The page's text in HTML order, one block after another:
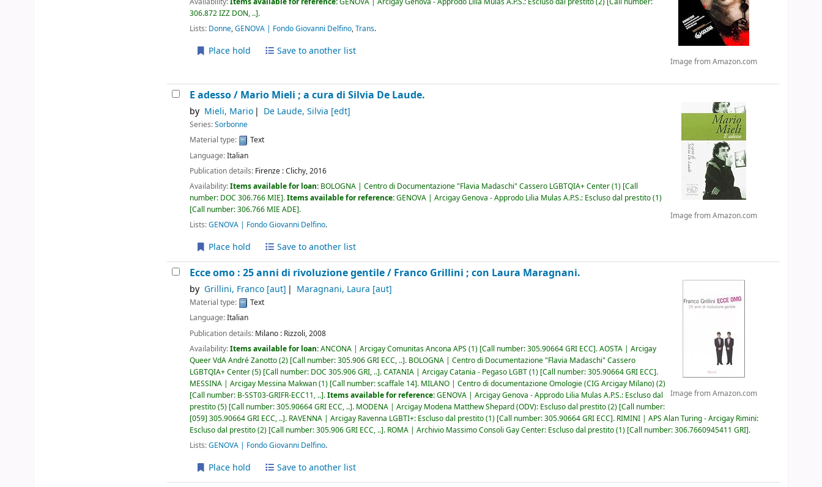
Image from Amazon.com
306.872 IZZ DON, .. .
Lists: Donne,GENOVA | Fondo Giovanni Delfino,Trans.
Place hold Save to another list
Image from Amazon.com
E adesso / Mario Mieli ; a cura di Silvia De Laude.
by Mieli, Mario De Laude, Silvia [edt]
Series:Sorbonne
Material type:
Text
Language:Italian
Publication details: Firenze :Clichy,2016
Availability:Items available for loan: BOLOGNA | Centro di Documentazione "Flavia Madaschi" Cassero LGBTQIA+ Center(1) Call
number: DOC 306.766 MIE .Items available for reference:GENOVA | Arcigay Genova - Approdo Lilia Mulas A.P.S.: Escluso dal prestito(1)
Call number:306.766 MIE ADE .
Lists:GENOVA | Fondo Giovanni Delfino.
Place hold Save to another list
Image from Amazon.com
Ecce omo : 25 anni di rivoluzione gentile / Franco Grillini ; con Laura Maragnani.
by Grillini, Franco[aut] Maragnani, Laura [aut]
Material type:
Text
Language:Italian
Publication details: Milano : Rizzoli,2008
Availability:Items available for loan:ANCONA | Arcigay Comunitas Ancona APS (1) Call number:305.90664 GRI ECC .AOSTA | Arcigay
Queer VdA André Zanotto(2) Call number:305.906 GRI ECC, .. . BOLOGNA | Centro di Documentazione "Flavia Madaschi" Cassero
LGBTQIA+ Center(5) Call number: DOC 305.906 GRI, .. .CATANIA | Arcigay Catania - Pegaso LGBT(1) Call number:305.90664 GRI ECC .
MESSINA | Arcigay Messina Makwan(1) Call number:scaffale 14 . MILANO | Centro di documentazione Omologie (CIG Arcigay Milano)(2)
Call number: B-SST03-GRIFR-ECC11, .. .Items available for reference:GENOVA | Arcigay Genova - Approdo Lilia Mulas A.P.S.: Escluso dal
prestito(5) Call number:305.90664 GRI ECC, .. . MODENA | Arcigay Modena Matthew Shepard (ODV): Escluso dal prestito(2) Call number:
[059] 305.90664 GRI ECC, .. . RAVENNA | Arcigay Ravenna LGBTI+: Escluso dal prestito(1) Call number:305.90664 GRI ECC . RIMINI | APS Alan Turing - Arcigay Rimini:
Escluso dal prestito(2) Call number:305.906 GRI ECC, .. . ROMA | Archivio Massimo Consoli Gay Center: Escluso dal prestito(1) Call number:306.7660945411 GRI .
Lists:GENOVA | Fondo Giovanni Delfino.
Place hold Save to another list